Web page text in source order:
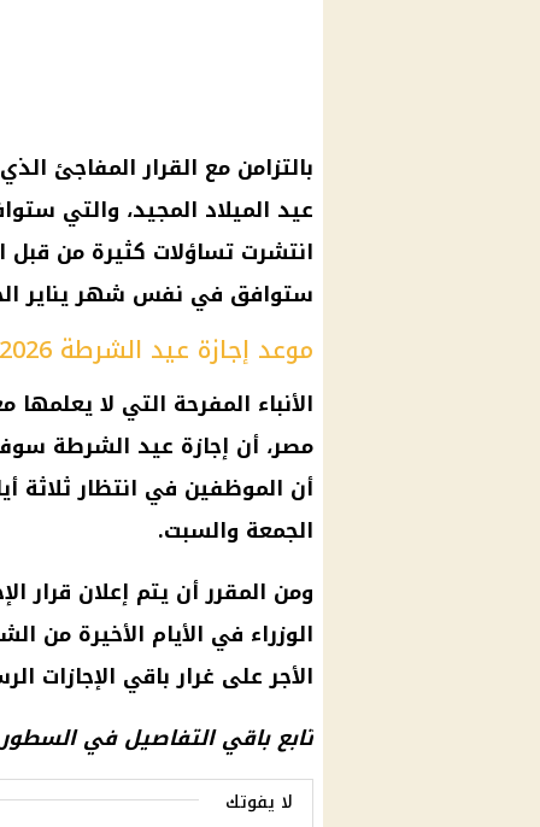
بالتزامن مع القرار المفاجئ
عيد الميلاد المجيد
انتشرت تساؤلات كثيرة من
ستوافق في نفس شهر يناير
موعد إجازة عيد الشرطة 2026
الأنباء المفرحة التي لا
مصر، أن إجازة عيد الشرطة سوف
أن الموظفين في انتظار ثلاثة
الجمعة والسبت.
ومن المقرر أن يتم إعلان قرار
الوزراء في الأيام الأخيرة من
الأجر على غرار باقي الإجازات
تابع باقي التفاصيل في السطور
لا يفوتك